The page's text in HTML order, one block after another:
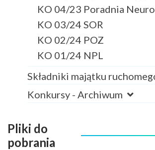
KO 04/23 Poradnia
KO 03/24 SOR
KO 02/24 POZ
KO 01/24 NPL
Składniki majątku
Konkursy - Archiwum
Pliki do
pobrania